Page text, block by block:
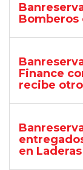
Bomberos
Finance
recibe
en